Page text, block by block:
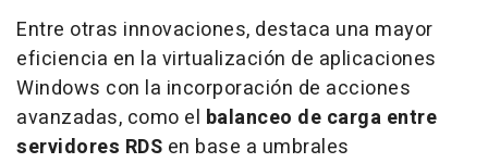
Entre otras innovaciones, destaca una mayor
eficiencia en la virtualización de aplicaciones
Windows con la incorporación de acciones
avanzadas, como el balanceo de carga entre
servidores RDS en base a umbrales